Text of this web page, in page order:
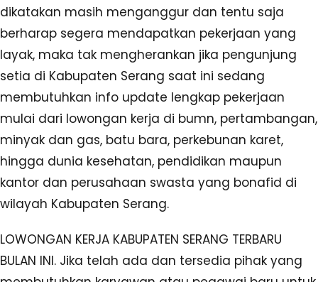
dikatakan masih menganggur dan tentu saja
berharap segera mendapatkan pekerjaan yang
layak, maka tak mengherankan jika pengunjung
setia di Kabupaten Serang saat ini sedang
membutuhkan info update lengkap pekerjaan
mulai dari lowongan kerja di bumn, pertambangan,
minyak dan gas, batu bara, perkebunan karet,
hingga dunia kesehatan, pendidikan maupun
kantor dan perusahaan swasta yang bonafid di
wilayah Kabupaten Serang.
LOWONGAN KERJA KABUPATEN SERANG TERBARU
BULAN INI. Jika telah ada dan tersedia pihak yang